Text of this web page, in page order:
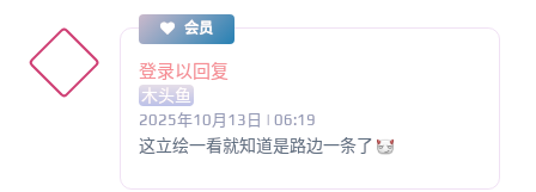
会员
登录以回复
木头鱼
2025年10月13日 | 06:19
这立绘一看就知道是路边一条了